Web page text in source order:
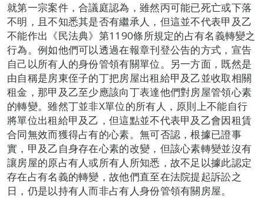
就第一宗案件，合議庭認為，雖然丙可能已死亡或下落
不明，且不知悉其是否有繼承人，但這並不代表甲及乙
不能作出《民法典》第1190條所規定的占有名義轉變之
行為。例如他們可以透過在報章刊登公告的方式，宣告
自己以所有人的身份管領有關單位。另一方面，既然是
由自稱是房東侄子的丁把房屋出租給甲及乙並收取相關
租金，那甲及乙至少應該向丁表達他們對房屋管領心素
的轉變。雖然丁並非X單位的所有人，原則上不能自行
將單位出租給甲及乙，但這點並不代表甲及乙會因租賃
合同無效而獲得占有的心素。無可否認，根據已證事
實，甲及乙自身存在心素的改變，但該心素轉變並沒有
讓房屋的原占有人或所有人所知悉，故不足以據此認定
存在占有名義的轉變，故他們直至在法院提起訴訟之
日，仍是以持有人而非占有人身份管領有關房屋。